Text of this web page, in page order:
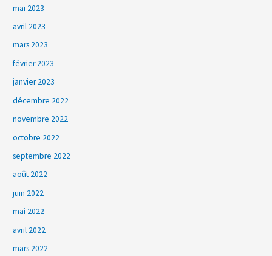
mai 2023
avril 2023
mars 2023
février 2023
janvier 2023
décembre 2022
novembre 2022
octobre 2022
septembre 2022
août 2022
juin 2022
mai 2022
avril 2022
mars 2022